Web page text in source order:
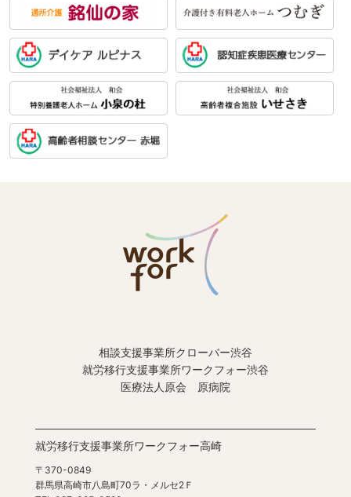
相談支援事業所クローバー渋谷
就労移行支援事業所ワークフォー渋谷
医療法人原会 原病院
就労移行支援事業所ワークフォー高崎
〒370-0849
群馬県高崎市八島町70ラ・メルセ2Ｆ